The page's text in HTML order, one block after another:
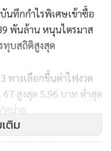
าเหตุมาจากอัตรากำไร
ตาที่สูงขึ้นและค่าก๊าซ
งโครงการดังกล่าวจะ
ขึ้นอยู่กับราคาค่าก๊าซ
บ่งกำไร Core Profit
อสาธารณะเพื่อขนถ่าย
วน 65 ล้านบาท ใน
นทึกกำไรพิเศษเข้าซื้อ
พันล้าน หนุนไตรมาส
ทุบสถิติสูงสุด
ทางเลือกขึ้นค่าไฟงวด
67 สูงสุด 5.96 บาท ต่ำสุด
หน่วย
ยไฟฟ้าพลังแสงอาทิตย์
ติม